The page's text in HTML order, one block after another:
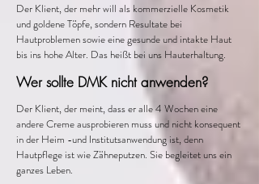
Der Klient, der mehr will als kommerzielle Kosmetik
und goldene Töpfe, sondern Resultate bei
Hautproblemen sowie eine gesunde und intakte Haut
bis ins hohe Alter. Das heißt bei uns Hauterhaltung.
Wer sollte DMK nicht anwenden?
Der Klient, der meint, dass er alle 4 Wochen eine
andere Creme ausprobieren muss und nicht konsequent
in der Heim -und Institutsanwendung ist, denn
Hautpflege ist wie Zähneputzen. Sie begleitet uns ein
ganzes Leben.